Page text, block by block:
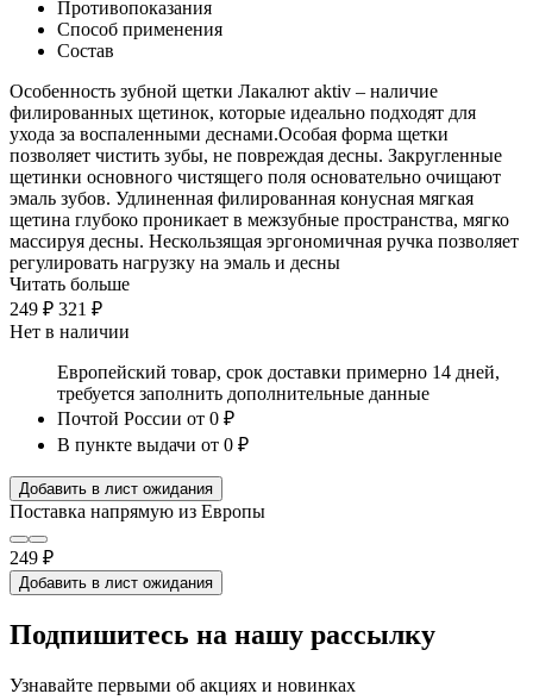
Противопоказания
Способ применения
Состав
Особенность зубной щетки Лакалют aktiv – наличие
филированных щетинок, которые идеально подходят для
ухода за воспаленными деснами.Особая форма щетки
позволяет чистить зубы, не повреждая десны. Закругленные
щетинки основного чистящего поля основательно очищают
эмаль зубов. Удлиненная филированная конусная мягкая
щетина глубоко проникает в межзубные пространства, мягко
массируя десны. Нескользящая эргономичная ручка позволяет
регулировать нагрузку на эмаль и десны
Читать больше
249 ₽ 321 ₽
Нет в наличии
Европейский товар, срок доставки примерно 14 дней,
требуется заполнить дополнительные данные
Почтой России от 0 ₽
В пункте выдачи от 0 ₽
Добавить в лист ожидания
Поставка напрямую из Европы
249 ₽
Добавить в лист ожидания
Подпишитесь на нашу рассылку
Узнавайте первыми об акциях и новинках